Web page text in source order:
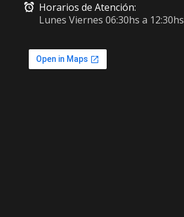
Horarios de Atención:
Lunes Viernes 06:30hs a 12:30hs